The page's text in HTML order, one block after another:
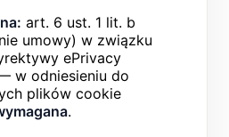
art. 6 ust. 1 lit. b
umowy) w związku
ePrivacy
w odniesieniu do
plików cookie
.